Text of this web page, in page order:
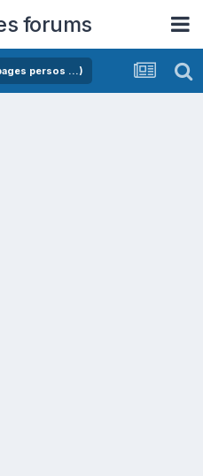
forums
persos ...)